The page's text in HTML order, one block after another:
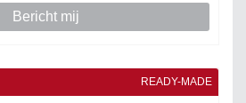
Bericht mij
READY-MADE